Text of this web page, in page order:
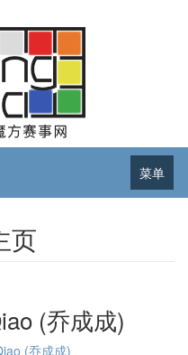
菜单
页
(乔成成)